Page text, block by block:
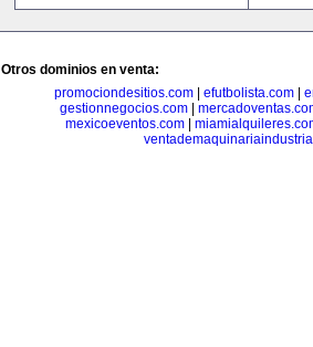
Otros dominios en venta:
promociondesitios.com| efutbolista.com|
gestionnegocios.com
mexicoeventos.com